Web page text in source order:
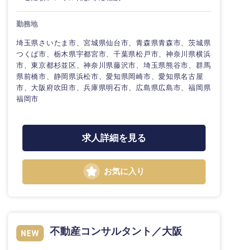
千葉県 東京都
神奈川県
勤務地
埼玉県さいたま市、宮城県仙台市、青森県青森市、茨城県
つくば市、栃木県宇都宮市、千葉県松戸市、神奈川県横浜
市、東京都杉並区、神奈川県藤沢市、埼玉県熊谷市、群馬
県前橋市、静岡県浜松市、愛知県岡崎市、愛知県名古屋
市、大阪府吹田市、兵庫県明石市、広島県広島市、福岡県
福岡市
求人詳細を見る
お気に入り
不動産コンサルタント／大阪